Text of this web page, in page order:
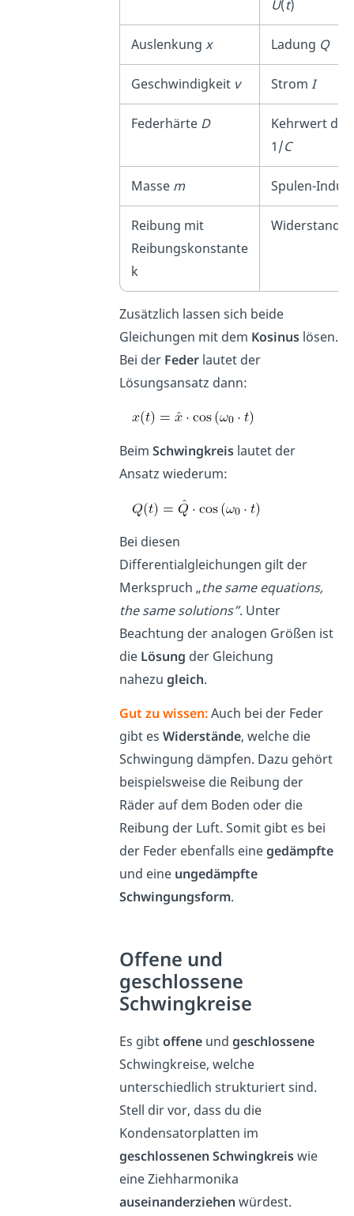
U(t)
Auslenkung x Ladung Q
Geschwindigkeit v Strom I
Federhärte D
Kehrwert der
1/C
Masse m Spulen-
Reibung mit
Reibungskonstante
k
Widerstand R
Zusätzlich lassen sich beide
Gleichungen mit dem Kosinuslösen.
Bei der Federlautet der
Lösungsansatz dann:
Beim Schwingkreislautet der
Ansatz wiederum:
Bei diesen
Differentialgleichungen gilt der
Merkspruch „the same equations,
the same solutions”. Unter
Beachtung der analogen Größen ist
die Lösung der Gleichung
nahezu gleich.
Gut zu wissen:Auch bei der Feder
gibt es Widerstände, welche die
Schwingung dämpfen. Dazu gehört
beispielsweise die Reibung der
Räder auf dem Boden oder die
Reibung der Luft. Somit gibt es bei
der Feder ebenfalls einegedämpfte
und eine ungedämpfte
Schwingungsform.
Offene und
geschlossene
Schwingkreise
Es gibtoffeneund geschlossene
Schwingkreise, welche
unterschiedlich strukturiert sind.
Stell dir vor, dass du die
Kondensatorplatten im
geschlossenen Schwingkreiswie
eine Ziehharmonika
auseinanderziehen würdest.